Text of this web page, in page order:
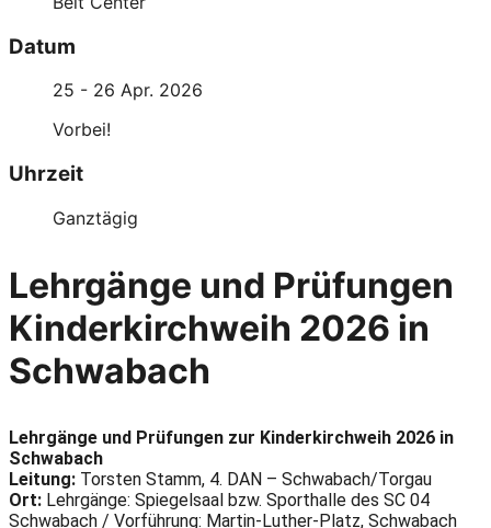
Datum
25 - 26 Apr. 2026
Vorbei!
Uhrzeit
Ganztägig
Lehrgänge und Prüfungen
Kinderkirchweih 2026 in
Schwabach
Lehrgänge und Prüfungen zur Kinderkirchweih 2026 in
Schwabach
Leitung: Torsten Stamm, 4. DAN – Schwabach/Torgau
Ort: Lehrgänge: Spiegelsaal bzw. Sporthalle des SC 04
Schwabach / Vorführung: Martin-Luther-Platz, Schwabach